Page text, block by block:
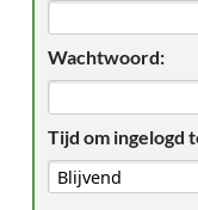
Wachtwoord:
Tijd om ingelogd